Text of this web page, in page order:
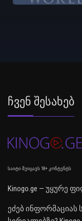
Ჩვენ Შესახებ
საიტი შეიცავს 18+ კონტენტს
Kinogo.ge — უყურე
ეძებ ინფორმაციას